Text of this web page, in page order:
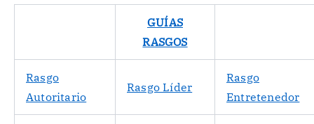
GUÍAS
RASGOS
Rasgo
Autoritario
Rasgo Líder
Rasgo
Entretenedor